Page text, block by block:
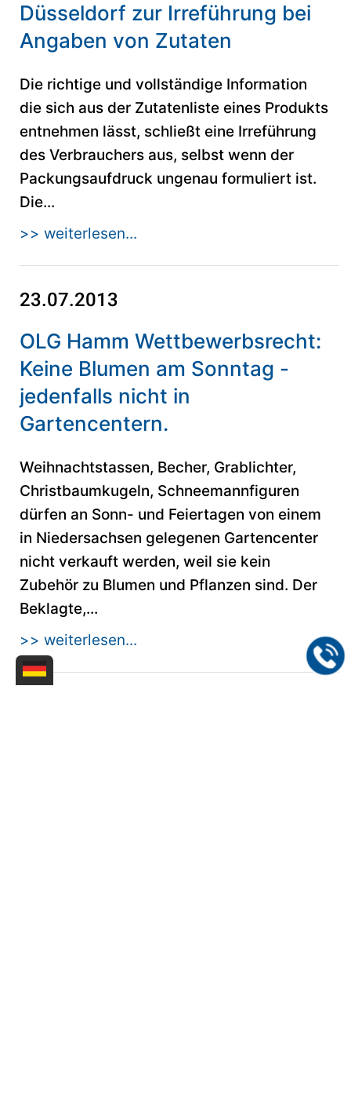
Düsseldorf zur Irreführung bei
Angaben von Zutaten
Die richtige und vollständige Information
die sich aus der Zutatenliste eines Produkts
entnehmen lässt, schließt eine Irreführung
des Verbrauchers aus, selbst wenn der
Packungsaufdruck ungenau formuliert ist.
Die...
>> weiterlesen...
23.07.2013
OLG Hamm Wettbewerbsrecht:
Keine Blumen am Sonntag -
jedenfalls nicht in
Gartencentern.
Weihnachtstassen, Becher, Grablichter,
Christbaumkugeln, Schneemannfiguren
dürfen an Sonn- und Feiertagen von einem
in Niedersachsen gelegenen Gartencenter
nicht verkauft werden, weil sie kein
Zubehör zu Blumen und Pflanzen sind. Der
Beklagte,...
>> weiterlesen...